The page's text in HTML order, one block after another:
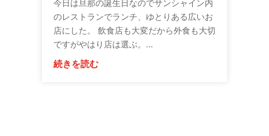
今日は旦那の誕生日なのでサンシャイン内
のレストランでランチ、ゆとりある広いお
店にした。 飲食店も大変だから外食も大切
ですがやはり店は選ぶ。...
続きを読む